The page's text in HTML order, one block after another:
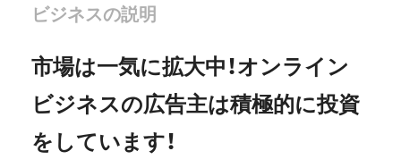
行っています。
ビジネスの説明
市場は一気に拡大中！オンライン
ビジネスの広告主は積極的に投資
をしています！